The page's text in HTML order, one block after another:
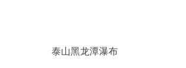
泰山黑龙潭瀑布